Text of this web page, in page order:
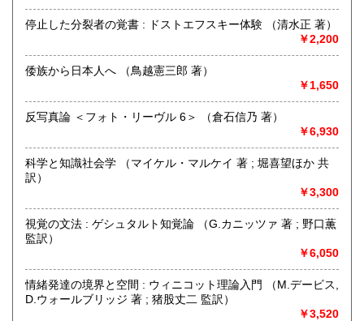
定休日：-
〈 人文書・美術書・専門書 〉
☎買取受付フリーダイヤル 0120-989-307
取り扱い分野
哲学宗教、社会科学、自然科学、美術工芸、国語国文、外国
人文書・美術書・専門書
停止した分裂者の覚書 : ドストエフスキー体験 （清水正 著）
￥2,200
倭族から日本人へ （鳥越憲三郎 著）
￥1,650
反写真論 ＜フォト・リーヴル 6＞ （倉石信乃 著）
￥6,930
科学と知識社会学 （マイケル・マルケイ 著 ; 堀喜望ほか 共
訳）
￥3,300
視覚の文法 : ゲシュタルト知覚論 （G.カニッツァ 著 ; 野口薫
監訳）
￥6,050
情緒発達の境界と空間 : ウィニコット理論入門 （M.デービス,
D.ウォールブリッジ 著 ; 猪股丈二 監訳）
￥3,520